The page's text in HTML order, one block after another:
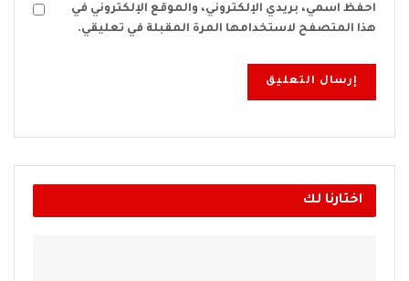
احفظ اسمي، بريدي الإلكتروني، والموقع الإلكتروني في
هذا المتصفح لاستخدامها المرة المقبلة في تعليقي.
اختارنا لك